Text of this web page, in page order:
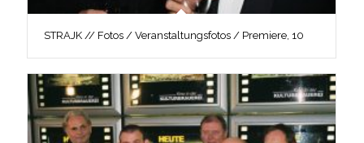
STRAJK // Fotos / Veranstaltungsfotos / Premiere, 10